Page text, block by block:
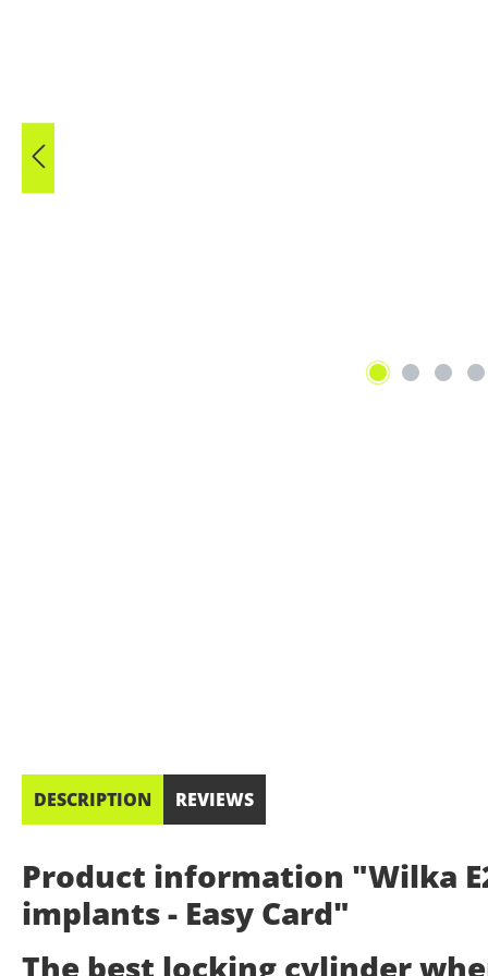
DESCRIPTION REVIEWS
Product information "Wilka
implants - Easy Card"
The best locking cylinder